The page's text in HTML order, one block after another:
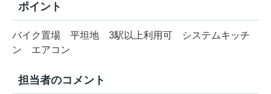
ポイント
バイク置場 平坦地 3駅以上利用可
システムキッチ
ン
エアコン
担当者のコメント